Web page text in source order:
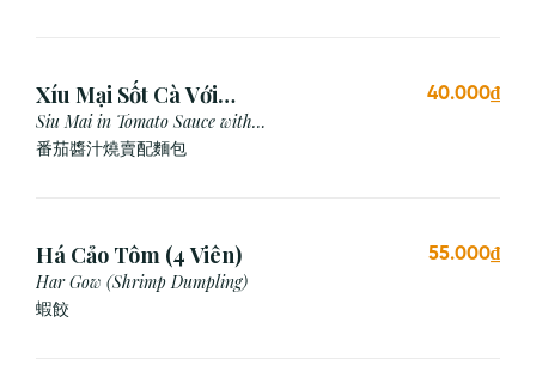
Xíu Mại Sốt Cà Với
Bánh Mì (1 Viên)
Siu Mai in Tomato Sauce with
Bread
番茄醬汁燒賣配麵包
40.000₫
Há Cảo Tôm (4 Viên)
Har Gow (Shrimp Dumpling)
蝦餃
55.000₫